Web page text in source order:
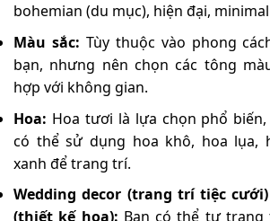
bohemian (du mục), hiện đại,
Màu sắc: Tùy thuộc vào phong
bạn, nhưng nên chọn các tông
hợp với không gian.
Hoa: Hoa tươi là lựa chọn phổ
có thể sử dụng hoa khô, hoa lụa,
xanh để trang trí.
Wedding decor (trang trí tiệc
(thiết kế hoa): Bạn có thể tự trang